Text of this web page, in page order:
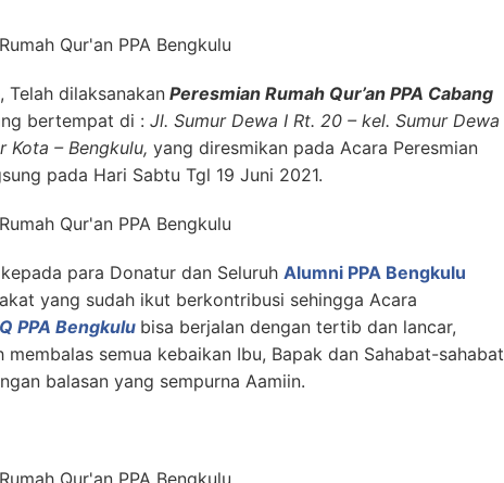
Telah dilaksanakan Peresmian Rumah Qur’an PPA Cabang
bertempat di : Jl. Sumur Dewa I Rt. 20 – kel. Sumur Dewa
Kota – Bengkulu, yang diresmikan pada Acara Peresmian
pada Hari Sabtu Tgl 19 Juni 2021.
para Donatur dan Seluruh Alumni PPA Bengkulu
yang sudah ikut berkontribusi sehingga Acara
PPA Bengkulu bisa berjalan dengan tertib dan lancar,
membalas semua kebaikan Ibu, Bapak dan Sahabat-sahabat
balasan yang sempurna Aamiin.